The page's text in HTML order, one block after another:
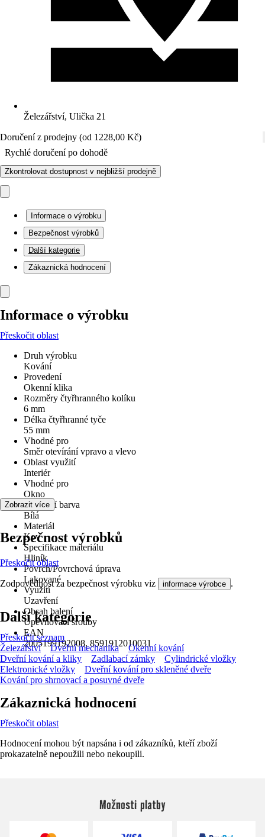
Železářství, Ulička 21
Doručení z prodejny (od 1228,00 Kč)
Rychlé doručení po dohodě
Zkontrolovat dostupnost v nejbližší prodejně
Informace o výrobku
Bezpečnost výrobků
Další kategorie
Zákaznická hodnocení
Informace o výrobku
Přeskočit oblast
Druh výrobku
Kování
Provedení
Okenní klika
Rozměry čtyřhranného kolíku
6 mm
Délka čtyřhranné tyče
55 mm
Vhodné pro
Směr otevírání vpravo a vlevo
Oblast využití
Interiér
Vhodné pro
Okno
Základní barva
Bílá
Materiál
Kov
Specifikace materiálu
Hliník
Povrch/Povrchová úprava
Lakované
Využití
Uzavření
Obsah balení
Upevňovací šrouby
EAN
2005199192008, 8591912010031
Zobrazit více
Bezpečnost výrobků
Přeskočit oblast
Zodpovědnost za bezpečnost výrobku viz informace výrobce .
Další kategorie
Přeskočit seznam
Železářství
Dveřní mechanika
Okenní kování
Dveřní kování a kliky
Zadlabací zámky
Cylindrické vložky
Elektronické vložky
Dveřní kování pro skleněné dveře
Kování pro shrnovací a posuvné dveře
Zákaznická hodnocení
Přeskočit oblast
Hodnocení mohou být napsána i od zákazníků, kteří zboží
prokazatelně nepoužili nebo nekoupili.
Možnosti platby